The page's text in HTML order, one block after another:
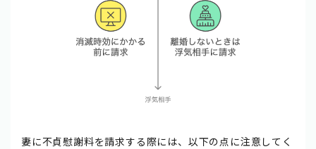
妻に不貞慰謝料を請求する際には、以下の点に注意してく